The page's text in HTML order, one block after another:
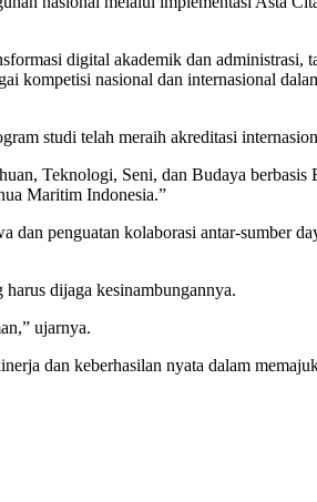
digital akademik dan administrasi,
kompetisi nasional dan internasional
studi telah meraih akreditasi
Teknologi, Seni, dan Budaya berbasis
Maritim Indonesia.”
dan penguatan kolaborasi antar-sumber
dijaga kesinambungannya.
ujarnya.
dan keberhasilan nyata dalam